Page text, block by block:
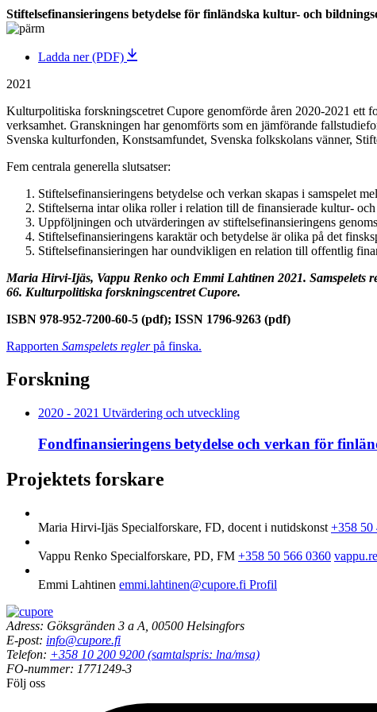
Stiftelsefinansieringens betydelse för finländska kultur- och
Ladda ner (PDF)
2021
Kulturpolitiska forskningscetret Cupore genomförde åren 2020-2021 ett
verksamhet. Granskningen har genomförts som en jämförande
Svenska kulturfonden, Konstsamfundet, Svenska folkskolans vänner,
Fem centrala generella slutsatser:
Stiftelsefinansieringens betydelse och verkan skapas i samspelet
Stiftelserna intar olika roller i relation till de finansierade kultur-
Uppföljningen och utvärderingen av stiftelsefinansieringens
Stiftelsefinansieringens karaktär och betydelse är olika på det
Stiftelsefinansieringen har oundvikligen en relation till offentlig
Maria Hirvi-Ijäs, Vappu Renko och Emmi Lahtinen 2021. Samspelets
66. Kulturpolitiska forskningscentret Cupore.
ISBN 978-952-7200-60-5 (pdf); ISSN 1796-9263 (pdf)
Rapporten Samspelets reglerpå finska.
Forskning
2020 - 2021 Utvärdering och utveckling
Fondfinansieringens betydelse och verkan för
Projektets forskare
Maria Hirvi-Ijäs Specialforskare, FD, docent i nutidskonst +358 50
Vappu Renko Specialforskare, PD, FM +358 50 566 0360
Emmi Lahtinen emmi.lahtinen@cupore.fi Profil
Adress: Göksgränden 3 a A, 00500 Helsingfors
E-post: info@cupore.fi
Telefon: +358 10 200 9200 (samtalspris: lna/msa)
FO-nummer: 1771249-3
Följ oss